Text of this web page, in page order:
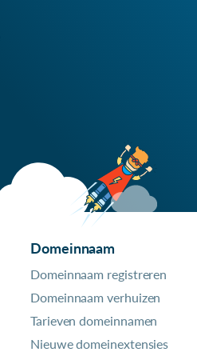
Domeinnaam
Domeinnaam registreren
Domeinnaam verhuizen
Tarieven domeinnamen
Nieuwe domeinextensies